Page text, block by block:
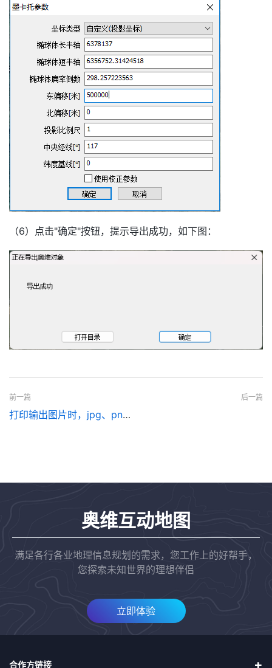
（6）点击"确定"按钮，提示导出成功，如下图：
前一篇
打印输出图片时，jpg、png、bmp等格式有什么区别吗？
后一篇
奥维互动地图
满足各行各业地理信息规划的需求，您工作上的好帮手，
您探索未知世界的理想伴侣
立即体验
合作方链接